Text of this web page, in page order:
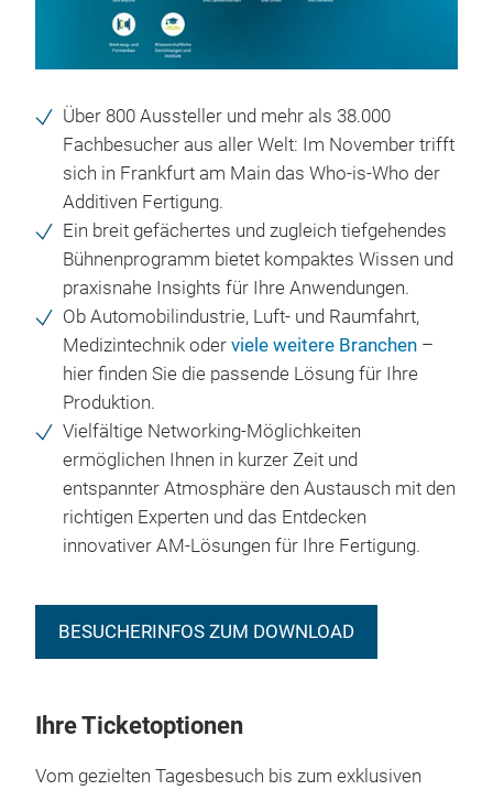
Über 800 Aussteller und mehr als 38.000
Fachbesucher aus aller Welt: Im November trifft
sich in Frankfurt am Main das Who-is-Who der
Additiven Fertigung.
Ein breit gefächertes und zugleich tiefgehendes
Bühnenprogramm bietet kompaktes Wissen und
praxisnahe Insights für Ihre Anwendungen.
Ob Automobilindustrie, Luft- und Raumfahrt,
Medizintechnik oder viele weitere Branchen –
hier finden Sie die passende Lösung für Ihre
Produktion.
Vielfältige Networking-Möglichkeiten
ermöglichen Ihnen in kurzer Zeit und
entspannter Atmosphäre den Austausch mit den
richtigen Experten und das Entdecken
innovativer AM-Lösungen für Ihre Fertigung.
BESUCHERINFOS ZUM DOWNLOAD
Ihre Ticketoptionen
Vom gezielten Tagesbesuch bis zum exklusiven